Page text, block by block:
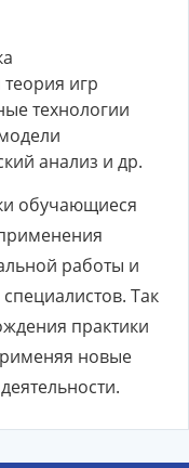
игр
технологии
анализ и др.
обучающиеся
работы и
Так
практики
новые